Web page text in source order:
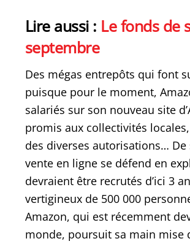
Lire aussi : Le fonds de
septembre
Des mégas entrepôts qui font
puisque pour le moment,
salariés sur son nouveau site
promis aux collectivités
des diverses autorisations…
vente en ligne se défend en
devraient être recrutés d’ici 3
vertigineux de 500 000
Amazon, qui est récemment
monde, poursuit sa main